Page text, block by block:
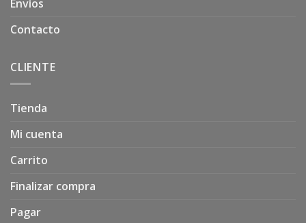
Envíos
Contacto
CLIENTE
Tienda
Mi cuenta
Carrito
Finalizar compra
Pagar